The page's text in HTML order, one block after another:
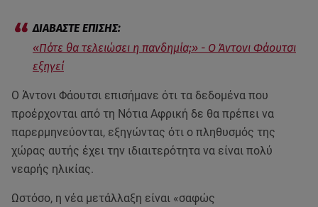
«Πότε θα τελειώσει η πανδημία;» - Ο Άντονι Φάουτσι
εξηγεί
Ο Άντονι Φάουτσι επισήμανε ότι τα δεδομένα που
προέρχονται από τη Νότια Αφρική δε θα πρέπει να
παρερμηνεύονται, εξηγώντας ότι ο πληθυσμός της
χώρας αυτής έχει την ιδιαιτερότητα να είναι πολύ
νεαρής ηλικίας.
Ωστόσο, η νέα μετάλλαξη είναι «σαφώς